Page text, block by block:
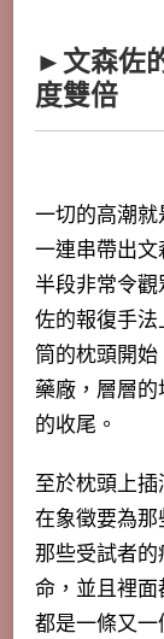
►文森佐
度雙倍
一切的高潮
一連串帶出
半段非常令
佐的報復手
筒的枕頭開
藥廠，層層
的收尾。
至於枕頭上
在象徵要為
那些受試者
命，並且裡
都是一條又一